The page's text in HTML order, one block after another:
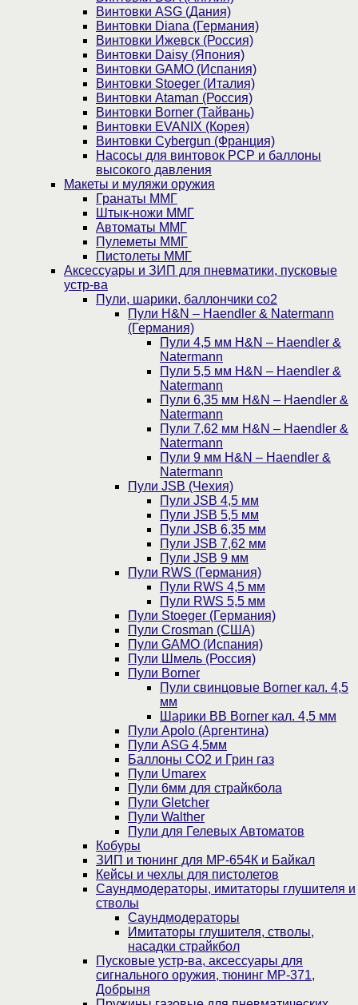
Винтовки ASG (Дания)
Винтовки Diana (Германия)
Винтовки Ижевск (Россия)
Винтовки Daisy (Япония)
Винтовки GAMO (Испания)
Винтовки Stoeger (Италия)
Винтовки Ataman (Россия)
Винтовки Borner (Тайвань)
Винтовки EVANIX (Корея)
Винтовки Cybergun (Франция)
Насосы для винтовок PCP и баллоны
высокого давления
Макеты и муляжи оружия
Гранаты ММГ
Штык-ножи ММГ
Автоматы ММГ
Пулеметы ММГ
Пистолеты ММГ
Аксессуары и ЗИП для пневматики, пусковые
устр-ва
Пули, шарики, баллончики со2
Пули H&N – Haendler & Natermann
(Германия)
Пули 4,5 мм H&N – Haendler &
Natermann
Пули 5,5 мм H&N – Haendler &
Natermann
Пули 6,35 мм H&N – Haendler &
Natermann
Пули 7,62 мм H&N – Haendler &
Natermann
Пули 9 мм H&N – Haendler &
Natermann
Пули JSB (Чехия)
Пули JSB 4,5 мм
Пули JSB 5,5 мм
Пули JSB 6,35 мм
Пули JSB 7,62 мм
Пули JSB 9 мм
Пули RWS (Германия)
Пули RWS 4,5 мм
Пули RWS 5,5 мм
Пули Stoeger (Германия)
Пули Crosman (США)
Пули GAMO (Испания)
Пули Шмель (Россия)
Пули Borner
Пули свинцовые Borner кал. 4,5
мм
Шарики BB Borner кал. 4,5 мм
Пули Apolo (Аргентина)
Пули ASG 4,5мм
Баллоны CO2 и Грин газ
Пули Umarex
Пули 6мм для страйкбола
Пули Gletcher
Пули Walther
Пули для Гелевых Автоматов
Кобуры
ЗИП и тюнинг для МР-654К и Байкал
Кейсы и чехлы для пистолетов
Саундмодераторы, имитаторы глушителя и
стволы
Саундмодераторы
Имитаторы глушителя, стволы,
насадки страйкбол
Пусковые устр-ва, аксессуары для
сигнального оружия, тюнинг МР-371,
Добрыня